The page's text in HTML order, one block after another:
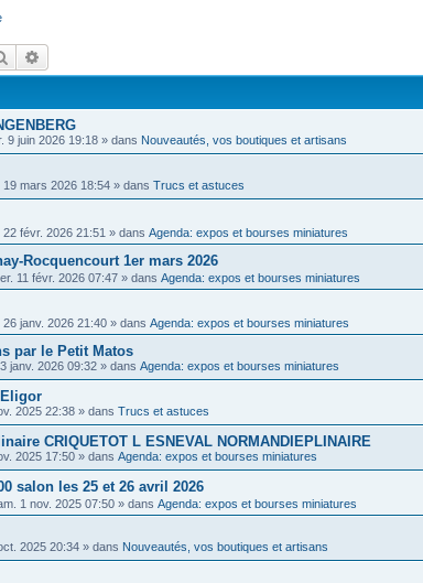
Rechercher
9 juin 2026 19:18 » dans Nouveautés, vos boutiques et artisans
19 mars 2026 18:54 » dans Trucs et astuces
22 févr. 2026 21:51 » dans Agenda: expos et bourses miniatures
Rocquencourt 1er mars 2026
11 févr. 2026 07:47 » dans Agenda: expos et bourses miniatures
26 janv. 2026 21:40 » dans Agenda: expos et bourses miniatures
par le Petit Matos
janv. 2026 09:32 » dans Agenda: expos et bourses miniatures
2025 22:38 » dans Trucs et astuces
CRIQUETOT L ESNEVAL NORMANDIEPLINAIRE
2025 17:50 » dans Agenda: expos et bourses miniatures
salon les 25 et 26 avril 2026
1 nov. 2025 07:50 » dans Agenda: expos et bourses miniatures
2025 20:34 » dans Nouveautés, vos boutiques et artisans